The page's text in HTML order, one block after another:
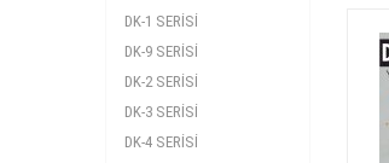
DK-1 SERİSİ
DK-9 SERİSİ
DK-2 SERİSİ
DK-3 SERİSİ
DK-4 SERİSİ